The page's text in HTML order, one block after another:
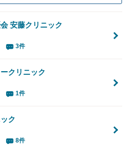
安藤クリニック
3件
クリニック
1件
ク
8件